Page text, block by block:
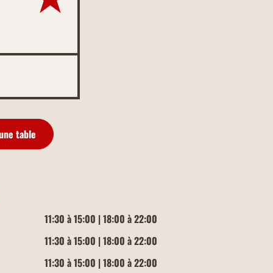
table
11:30 à 15:00 | 18:00 à 22:00
11:30 à 15:00 | 18:00 à 22:00
11:30 à 15:00 | 18:00 à 22:00